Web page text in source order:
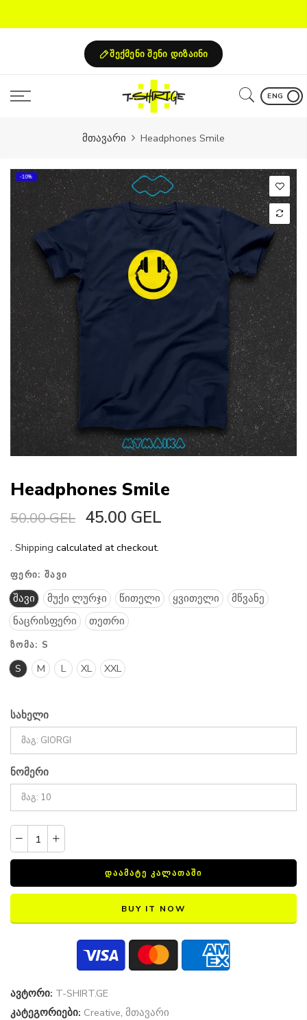
შექმენი შენი დიზაინი
ENG
მთავარი Headphones Smile
-10%
Headphones Smile
50.00 GEL 45.00 GEL
. Shipping calculated at checkout.
ᲤᲔᲠᲘ: ᲨᲐᲕᲘ
შავი მუქი ლურჯი წითელი ყვითელი
მწვანე
ნაცრისფერი
თეთრი
ᲖᲝᲛᲐ: S
S M L XL XXL
სახელი
ნომერი
ᲓᲐᲐᲛᲐᲢᲔ ᲙᲐᲚᲐᲗᲐᲨᲘ
BUY IT NOW
ავტორი: T-SHIRT.GE
კატეგორიები: Creative, მთავარი